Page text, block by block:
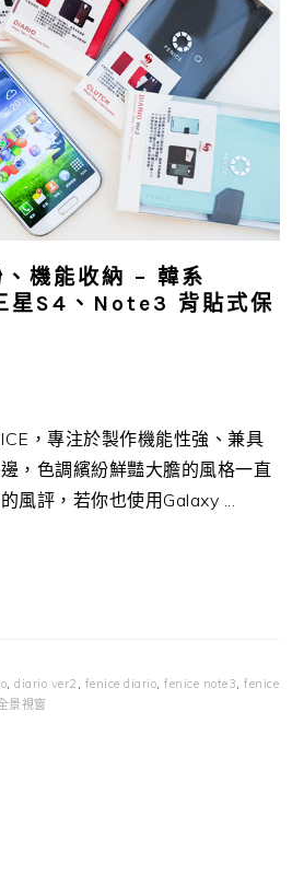
機能收納 – 韓系
星S4、Note3 背貼式保
，專注於製作機能性強、兼具
，色調繽紛鮮豔大膽的風格一直
風評，若你也使用Galaxy ...
,diario ver2 , fenice diario,fenice note3,fenice
景視窗